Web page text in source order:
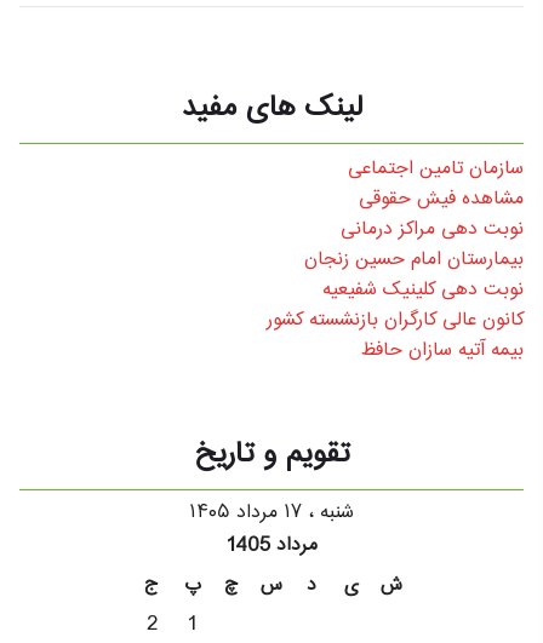
لینک های مفید
سازمان تامین اجتماعی
مشاهده فیش حقوقی
نوبت دهی مراکز درمانی
بیمارستان امام حسین زنجان
نوبت دهی کلینیک شفیعیه
کانون عالی کارگران بازنشسته کشور
بیمه آتیه سازان حافظ
تقویم و تاریخ
شنبه ، ۱۷ مرداد ۱۴۰۵
مرداد 1405
ج
پ چ س د ی
ش
2
1